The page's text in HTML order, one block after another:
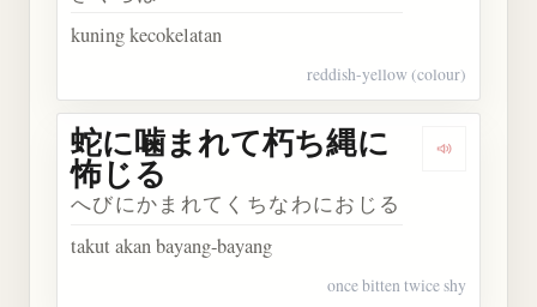
kuning kecokelatan
reddish-yellow (colour)
蛇に噛まれて朽ち縄に
怖じる
へびにかまれてくちなわにおじる
takut akan bayang-bayang
once bitten twice shy